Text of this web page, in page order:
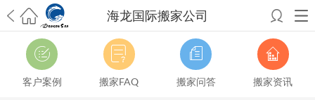
海龙国际搬家公司
希望邮寄国际包裹顺利，从广州市国际快递邮寄到新西兰哪个公司好？
澳洲海运搬家回广州报关清关要怎么做？注意事项有哪些？
青岛市国际
搬家服务到美国，搬家公司有哪些搬家方案？大连市国际搬家服务到中
国台湾是一种怎样的体验？有人分享搬家经历吗？
从长沙市国际快递邮
客户案例 搬家FAQ 搬家问答 搬家资讯